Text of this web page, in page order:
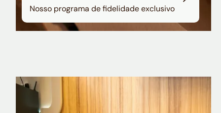
Nosso programa de fidelidade exclusivo